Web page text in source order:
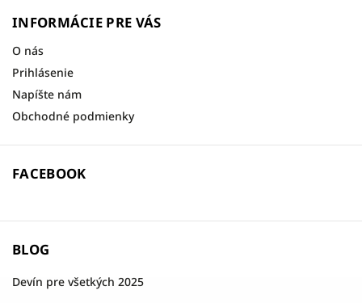
INFORMÁCIE PRE VÁS
O nás
Prihlásenie
Napíšte nám
Obchodné podmienky
FACEBOOK
BLOG
Devín pre všetkých 2025